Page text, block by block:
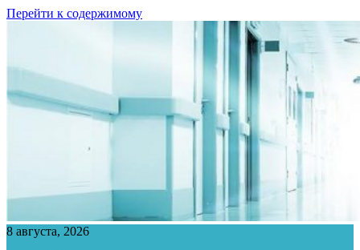
Перейти к содержимому
8 августа, 2026